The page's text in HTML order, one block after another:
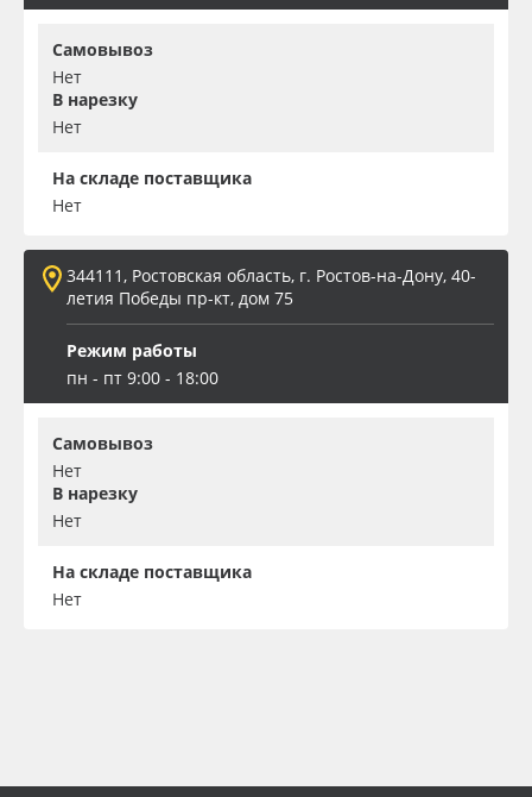
Самовывоз
Нет
В нарезку
Нет
На складе поставщика
Нет
344111, Ростовская область, г. Ростов-на-Дону, 40-
летия Победы пр-кт, дом 75
Режим работы
пн - пт 9:00 - 18:00
Самовывоз
Нет
В нарезку
Нет
На складе поставщика
Нет